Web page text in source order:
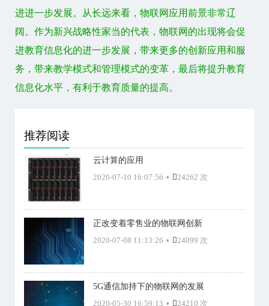
进进一步发展。从长远来看，物联网应用前景非常辽
阔。作为新兴战略性家当的代表，物联网的出现将会促
进教育信息化的进一步发展，带来更多的创新应用和服
务，带来教学模式和管理模式的变革，最后将提升教育
信息化水平，有利于教育质量的提高。
推荐阅读
云计算的应用
2020-07-10 16:07:56 • 24262 次
正改变着零售业的物联网创新
2020-07-08 11:13:26 • 24099 次
5G通信加持下的物联网的发展
2020-05-30 16:59:13 • 24210 次